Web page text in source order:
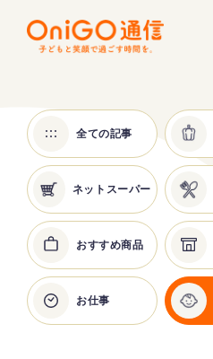
全ての記事
ネットスーパー
おすすめ商品
お仕事